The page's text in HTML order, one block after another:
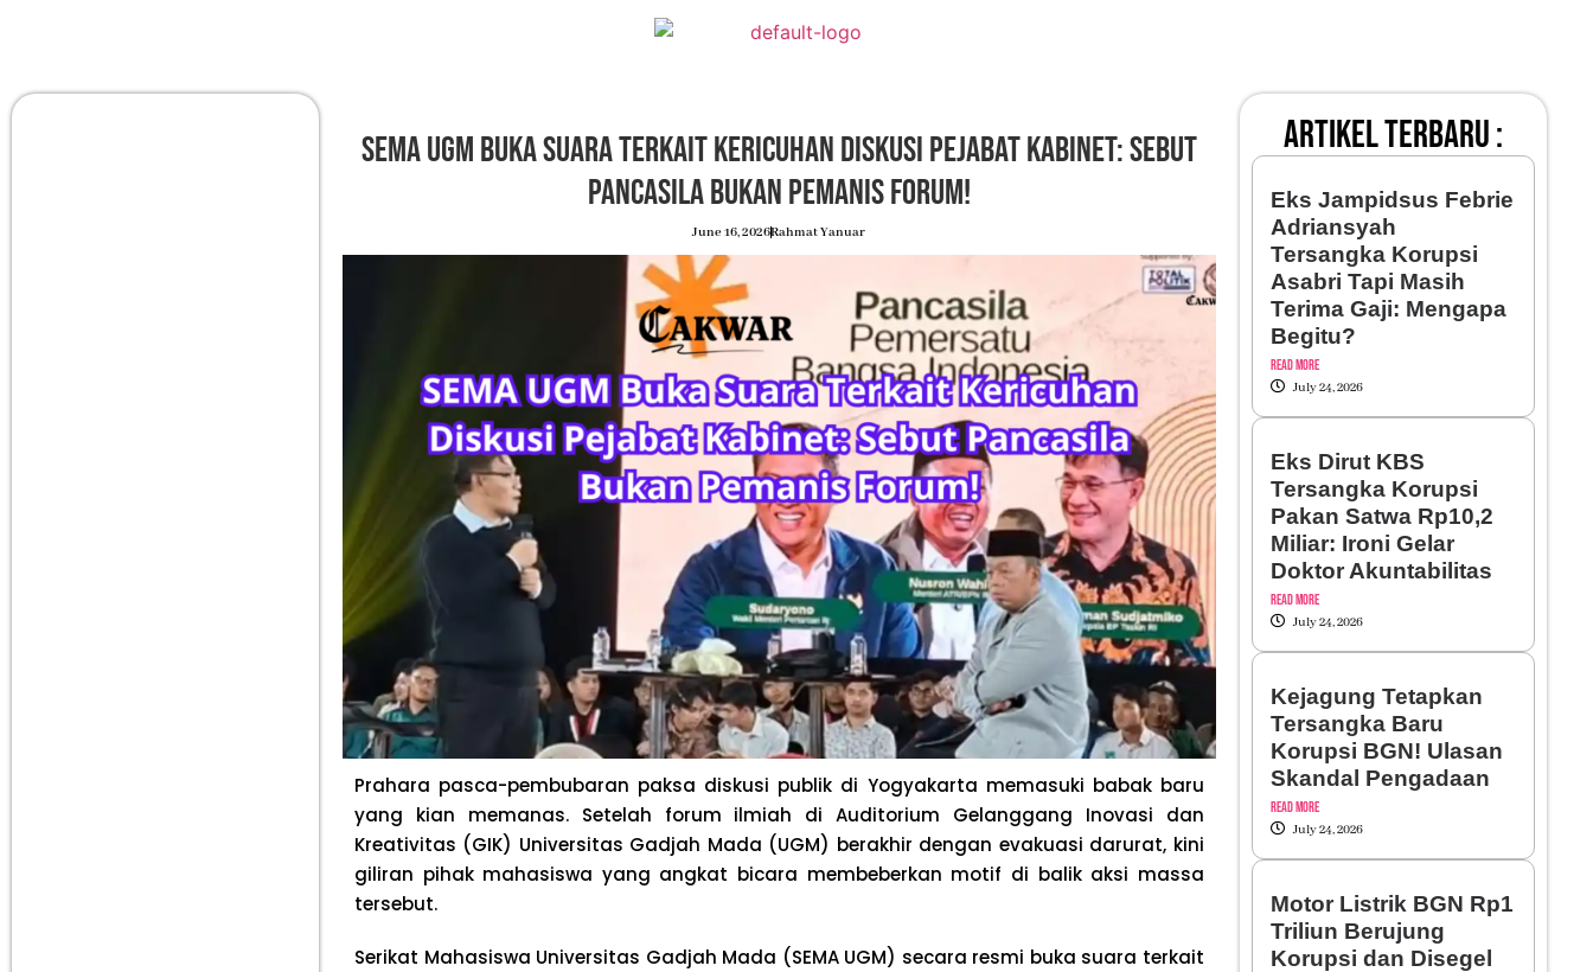
SEMA UGM Buka Suara Terkait Kericuhan Diskusi Pejabat Kabinet: Sebut
Pancasila Bukan Pemanis Forum!
June 16, 2026Rahmat Yanuar
Prahara pasca-pembubaran paksa diskusi publik di Yogyakarta memasuki babak baru
yang kian memanas. Setelah forum ilmiah di Auditorium Gelanggang Inovasi dan
Kreativitas (GIK) Universitas Gadjah Mada (UGM) berakhir dengan evakuasi darurat, kini
giliran pihak mahasiswa yang angkat bicara membeberkan motif di balik aksi massa
tersebut.
Serikat Mahasiswa Universitas Gadjah Mada (SEMA UGM) secara resmi buka suara terkait
artikel terbaru :
Eks Jampidsus Febrie
Adriansyah
Tersangka Korupsi
Asabri Tapi Masih
Terima Gaji: Mengapa
Begitu?
Read More
July 24, 2026
Eks Dirut KBS
Tersangka Korupsi
Pakan Satwa Rp10,2
Miliar: Ironi Gelar
Doktor Akuntabilitas
Read More
July 24, 2026
Kejagung Tetapkan
Tersangka Baru
Korupsi BGN! Ulasan
Skandal Pengadaan
Read More
July 24, 2026
Motor Listrik BGN Rp1
Triliun Berujung
Korupsi dan Disegel